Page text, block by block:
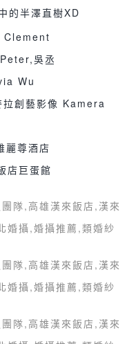
的半澤直樹XD
Clement
吳丞
Wu
創藝影像 Kamera
麗尊酒店
店巨蛋館